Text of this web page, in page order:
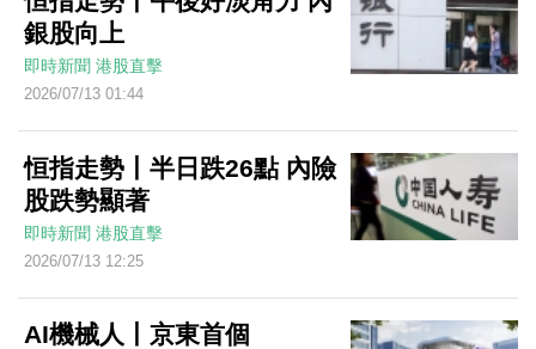
銀股向上
即時新聞 港股直擊
2026/07/13 01:44
恒指走勢丨半日跌26點 內險
股跌勢顯著
即時新聞 港股直擊
2026/07/13 12:25
AI機械人丨京東首個